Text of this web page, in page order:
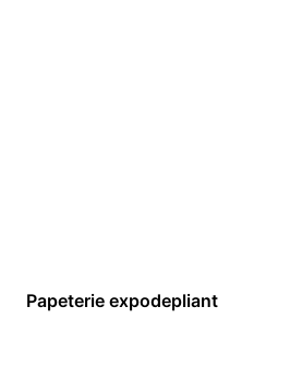
Papeterie expodepliant